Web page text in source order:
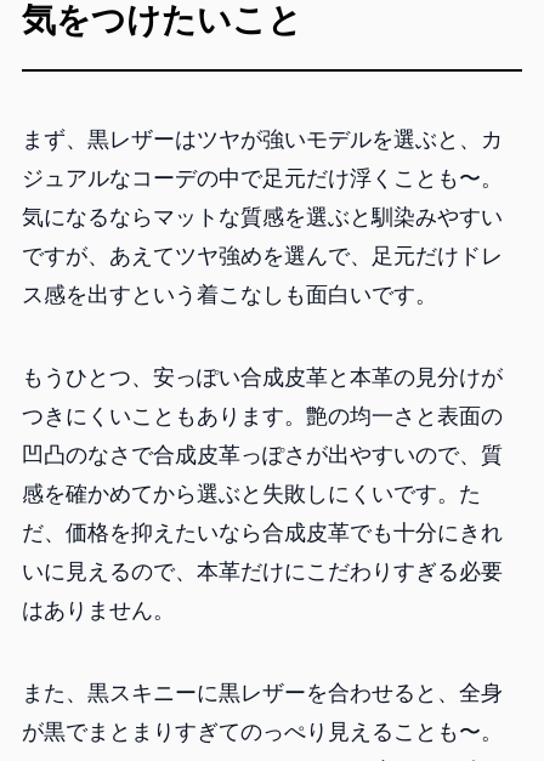
気をつけたいこと
まず、黒レザーはツヤが強いモデルを選ぶと、カ
ジュアルなコーデの中で足元だけ浮くことも〜。
気になるならマットな質感を選ぶと馴染みやすい
ですが、あえてツヤ強めを選んで、足元だけドレ
ス感を出すという着こなしも面白いです。
もうひとつ、安っぽい合成皮革と本革の見分けが
つきにくいこともあります。艶の均一さと表面の
凹凸のなさで合成皮革っぽさが出やすいので、質
感を確かめてから選ぶと失敗しにくいです。た
だ、価格を抑えたいなら合成皮革でも十分にきれ
いに見えるので、本革だけにこだわりすぎる必要
はありません。
また、黒スキニーに黒レザーを合わせると、全身
が黒でまとまりすぎてのっぺり見えることも〜。